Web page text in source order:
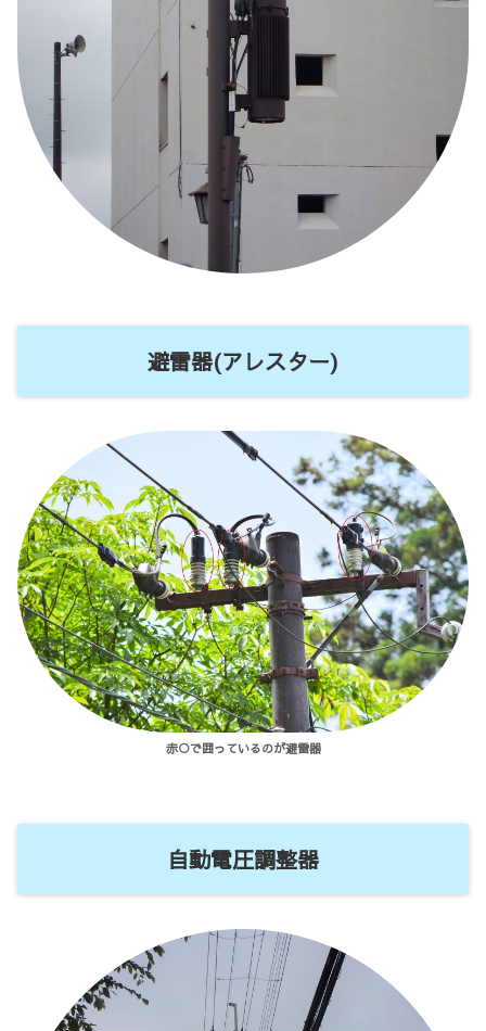
避雷器(アレスター)
赤○で囲っているのが避雷器
自動電圧調整器